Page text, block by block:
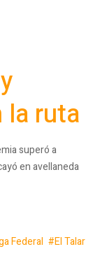
la ruta
superó a
en avellaneda
Federal
El Talar